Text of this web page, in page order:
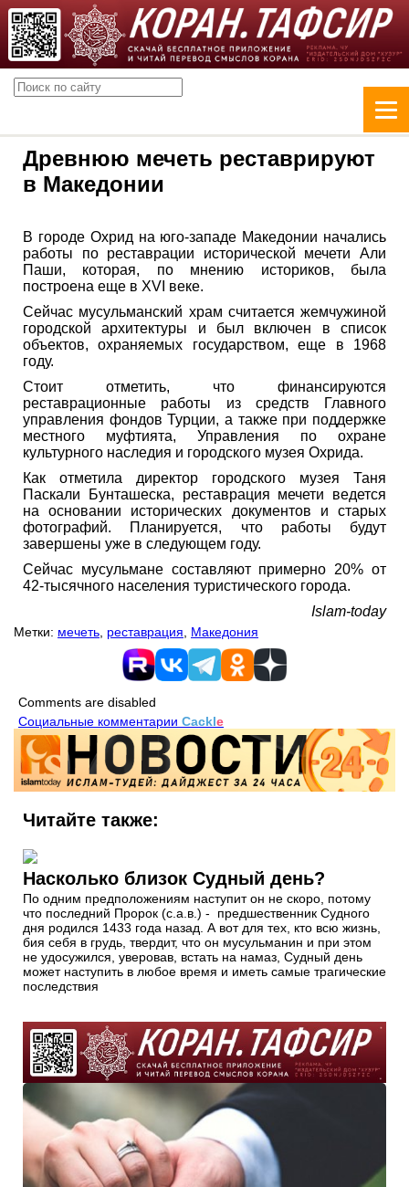
Древнюю мечеть реставрируют
в Македонии
В городе Охрид на юго-западе Македонии начались
работы по реставрации исторической мечети Али
Паши, которая, по мнению историков, была
построена еще в XVI веке.
Сейчас мусульманский храм считается жемчужиной
городской архитектуры и был включен в список
объектов, охраняемых государством, еще в 1968
году.
Стоит отметить, что финансируются
реставрационные работы из средств Главного
управления фондов Турции, а также при поддержке
местного муфтията, Управления по охране
культурного наследия и городского музея Охрида.
Как отметила директор городского музея Таня
Паскали Бунташеска, реставрация мечети ведется
на основании исторических документов и старых
фотографий. Планируется, что работы будут
завершены уже в следующем году.
Сейчас мусульмане составляют примерно 20% от
42-тысячного населения туристического города.
Islam-today
Метки: мечеть реставрация Македония
Comments are disabled
Социальные комментарии Cackle
Читайте также:
Насколько близок Судный день?
По одним предположениям наступит он не скоро, потому
что последний Пророк (с.а.в.) - предшественник Судного
дня родился 1433 года назад. А вот для тех, кто всю жизнь,
бия себя в грудь, твердит, что он мусульманин и при этом
не удосужился, уверовав, встать на намаз, Судный день
может наступить в любое время и иметь самые трагические
последствия